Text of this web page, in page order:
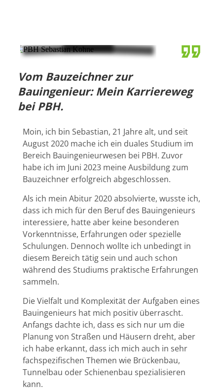
Vom Bauzeichner zur
Bauingenieur: Mein Karriereweg
bei PBH.
Moin, ich bin Sebastian, 21 Jahre alt, und seit
August 2020 mache ich ein duales Studium im
Bereich Bauingenieurwesen bei PBH. Zuvor
habe ich im Juni 2023 meine Ausbildung zum
Bauzeichner erfolgreich abgeschlossen.
Als ich mein Abitur 2020 absolvierte, wusste ich,
dass ich mich für den Beruf des Bauingenieurs
interessiere, hatte aber keine besonderen
Vorkenntnisse, Erfahrungen oder spezielle
Schulungen. Dennoch wollte ich unbedingt in
diesem Bereich tätig sein und auch schon
während des Studiums praktische Erfahrungen
sammeln.
Die Vielfalt und Komplexität der Aufgaben eines
Bauingenieurs hat mich positiv überrascht.
Anfangs dachte ich, dass es sich nur um die
Planung von Straßen und Häusern dreht, aber
ich habe erkannt, dass ich mich auch in sehr
fachspezifischen Themen wie Brückenbau,
Tunnelbau oder Schienenbau spezialisieren
kann.